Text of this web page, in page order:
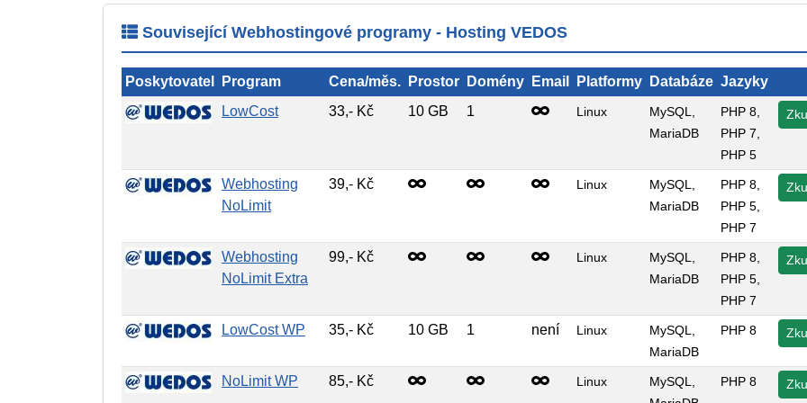
Související Webhostingové programy - Hosting VEDOS
Poskytovatel Program Cena/měs. Prostor Domény Email Platformy Databáze Jazyky
LowCost
33,- Kč 10 GB 1 Linux
MySQL,
MariaDB
PHP 8
PHP 7
PHP 5
Webhosting
NoLimit
39,- Kč Linux
MySQL,
MariaDB
PHP 8
PHP 5
PHP 7
Webhosting
NoLimit Extra
99,- Kč Linux
MySQL,
MariaDB
PHP 8
PHP 5
PHP 7
LowCost WP 35,- Kč 10 GB 1 není Linux
MySQL,
MariaDB
PHP 8
NoLimit WP 85,- Kč Linux
MySQL,
PHP 8